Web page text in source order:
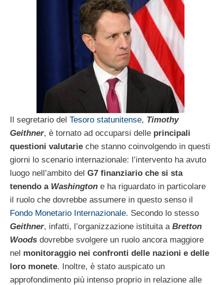
Il segretario del Tesoro statunitense, Timothy
Geithner, è tornato ad occuparsi delle principali
questioni valutarie che stanno coinvolgendo in questi
giorni lo scenario internazionale: l’intervento ha avuto
luogo nell’ambito del G7 finanziario che si sta
tenendo a Washington e ha riguardato in particolare
il ruolo che dovrebbe assumere in questo senso il
Fondo Monetario Internazionale. Secondo lo stesso
Geithner, infatti, l’organizzazione istituita a Bretton
Woods dovrebbe svolgere un ruolo ancora maggiore
nel monitoraggio nei confronti delle nazioni e delle
loro monete. Inoltre, è stato auspicato un
approfondimento più intenso proprio in relazione alle